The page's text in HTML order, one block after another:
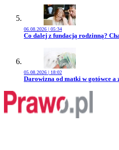
06.08.2026 | 05:34
Przejdź do artykułu:
Co dalej z fundacją rodzinną?
05.08.2026 | 18:02
Przejdź do artykułu:
Darowizna od matki w gotówce a